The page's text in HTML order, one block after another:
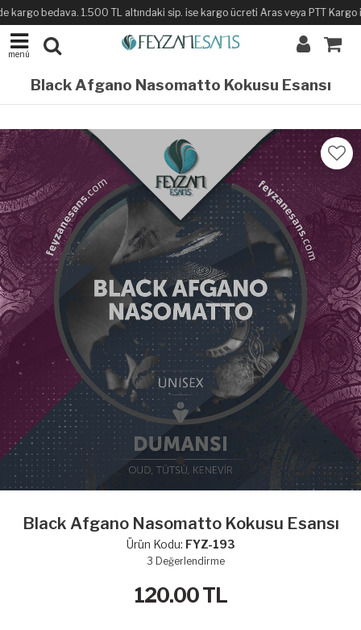
bedava. 1.500 TL altındaki sip. ise kargo ücreti Aras veya PTT
menü
Black Afgano Nasomatto Kokusu Esansı
Black Afgano Nasomatto Kokusu Esansı
Ürün Kodu: FYZ-193
3 Değerlendirme
120.00TL